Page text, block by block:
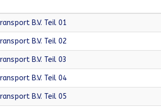
B.V. Teil 01
B.V. Teil 02
B.V. Teil 03
B.V. Teil 04
B.V. Teil 05